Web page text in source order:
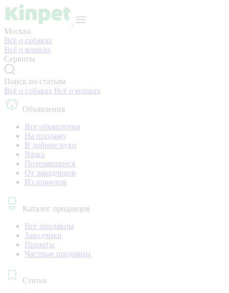
Москва
Всё о собаках
Всё о кошках
Сервисы
Поиск по статьям
Всё о собаках Всё о кошках
Объявления
Все объявления
На продажу
В добрые руки
Вязка
Потерявшиеся
От заводчиков
Из приютов
Каталог продавцов
Все продавцы
Заводчики
Приюты
Частные продавцы
Статьи